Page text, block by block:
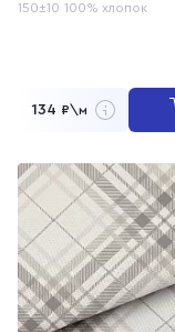
150±10 100% хлопок
134 ₽\м